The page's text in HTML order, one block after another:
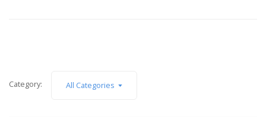
Category: All Categories